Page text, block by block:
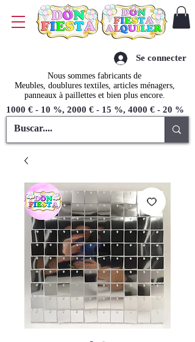
Nous sommes fabricants de
Meubles, doublures textiles, articles ménagers,
panneaux à paillettes et bien plus encore.
1000 € - 10 %, 2000 € - 15 %, 4000 € - 20 %
Se connecter